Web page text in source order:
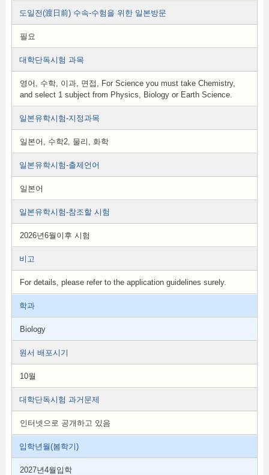
도일전(渡日前) 수속-수험을 위한 일본방문
필요
대학단독시험 과목
영어, 수학, 이과, 면접, For Science you must take Chemistry,
and select 1 subject from Physics, Biology or Earth Science.
일본유학시험-지정과목
일본어, 수학2, 물리, 화학
일본유학시험-출제언어
일본어
일본유학시험-참조할 시험
2026년6월이후 시험
비고
For details, please refer to the application guidelines surely.
학과
Biology
원서 배포시기
10월
대학단독시험 과거문제
인터넷으로 공개하고 있음
입학년월(봄학기)
2027년4월입학